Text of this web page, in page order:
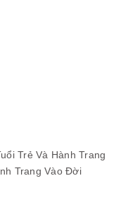
Trẻ Và Hành Trang
Trang Vào Đời